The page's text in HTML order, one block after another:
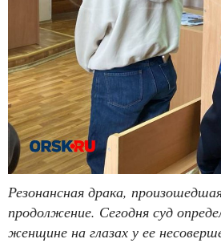
Резонансная драка,
продолжение. Сегодня суд
женщине на глазах у ее